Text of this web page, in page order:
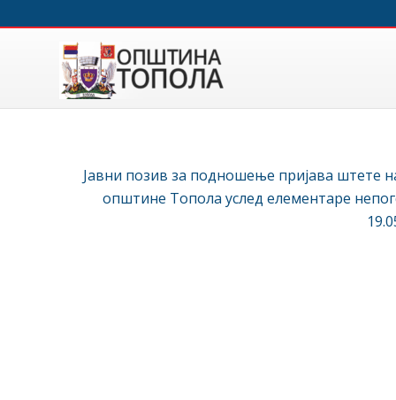
Јавни позив за подношење пријава штете
општине Топола услед елементаре